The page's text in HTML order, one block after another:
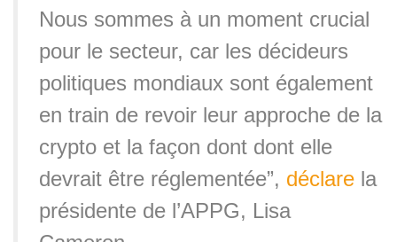
Nous sommes à un moment crucial
pour le secteur, car les décideurs
politiques mondiaux sont également
en train de revoir leur approche de la
crypto et la façon dont dont elle
devrait être réglementée”, déclare la
présidente de l’APPG, Lisa